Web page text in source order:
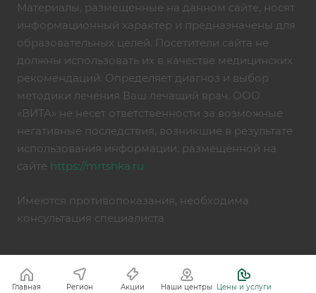
Материалы, размещенные на данном сайте, носят
информационный характер и предназначены для
образовательных целей. Посетители сайта не
должны использовать их в качестве медицинских
рекомендаций. Определяет диагноз и выбор
методики лечения Ваш лечащий врач. ООО
«ВИТА» не несет ответственности за возможные
негативные последствия, возникшие в результате
использования информации, размещённой на
сайте https://mrtshka.ru
Имеются противопоказания, необходима
консультация специалиста
Главная Регион Акции Наши центры Цены и услуги